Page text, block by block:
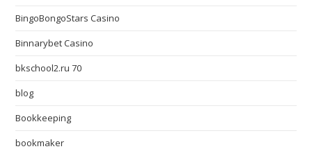
BingoBongoStars Casino
Binnarybet Casino
bkschool2.ru 70
blog
Bookkeeping
bookmaker